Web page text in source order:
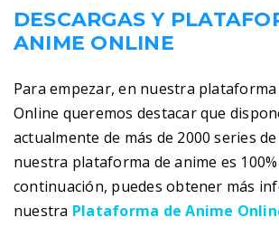
DESCARGAS Y
ANIME ONLINE
Para empezar, en nuestra plataforma
Online queremos destacar que
actualmente de más de 2000 series
nuestra plataforma de anime es
continuación, puedes obtener más
nuestra Plataforma de Anime